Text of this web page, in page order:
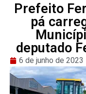
Prefeito
pá
deputado
6 de junho de 2023